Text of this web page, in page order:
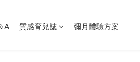
A 質感育兒誌 彌月體驗方案